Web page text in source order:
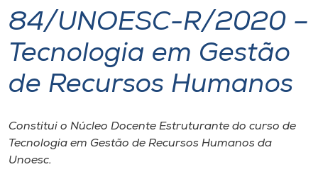
I.nova
Diplomados
CPA
84/UNOESC-R/2020 –
Tecnologia em Gestão
de Recursos Humanos
Constitui o Núcleo Docente Estruturante do curso de
Tecnologia em Gestão de Recursos Humanos da
Unoesc.